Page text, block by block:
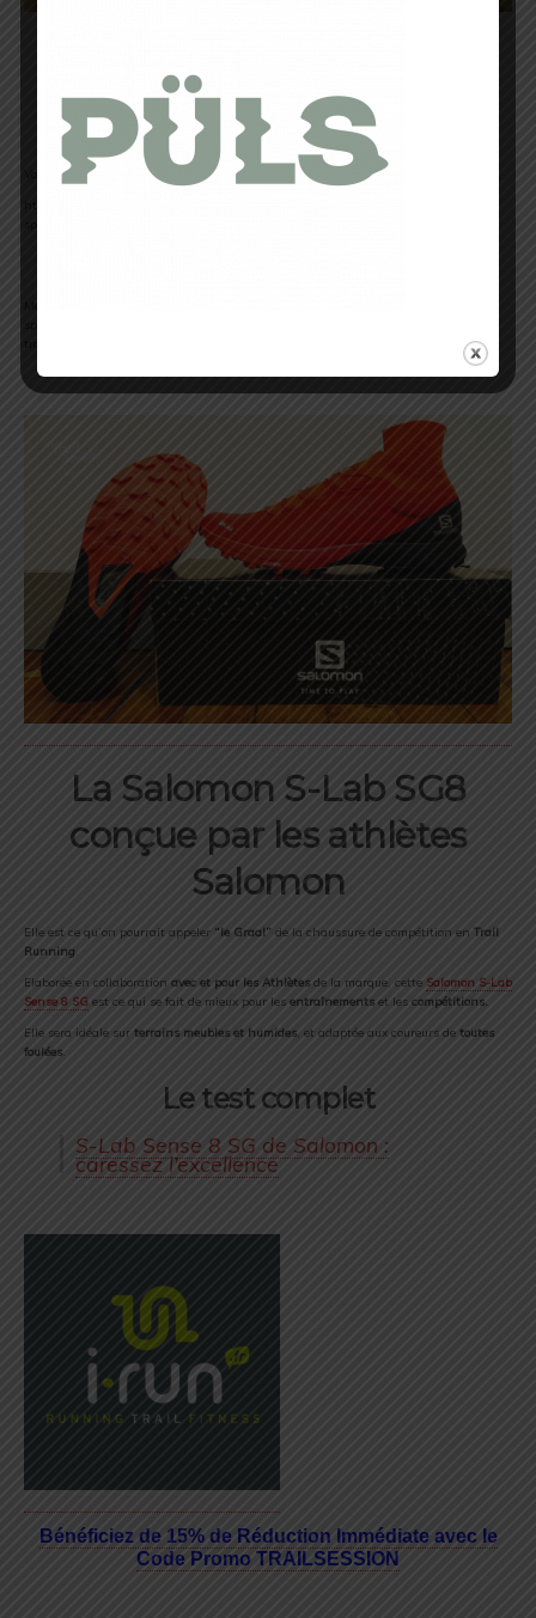
La PodCast / Interview de
Rémi Bonnet
Voici ci-dessous l’ de Rémi Bonnet TRAIL SESSION MAGAZINE
La Salomon S-Lab SG8
conçue par les athlètes
Salomon
Elle est ce qu’on pourrait appeler “le Graal” de la chaussure de compétition en Trail
Running
Elaborée en collaboration avec et pour les Athlètes de la marque, cette Salomon S-Lab
Sense 8 SG est ce qui se fait de mieux pour les entraînements et les compétitions.
Elle sera idéale sur terrains meubles et humides , et adaptée aux coureurs de toutes
foulées
Le test complet
S-Lab Sense 8 SG de Salomon :
caressez l’excellence
Bénéficiez de 15% de Réduction Immédiate avec le
Code Promo TRAILSESSION